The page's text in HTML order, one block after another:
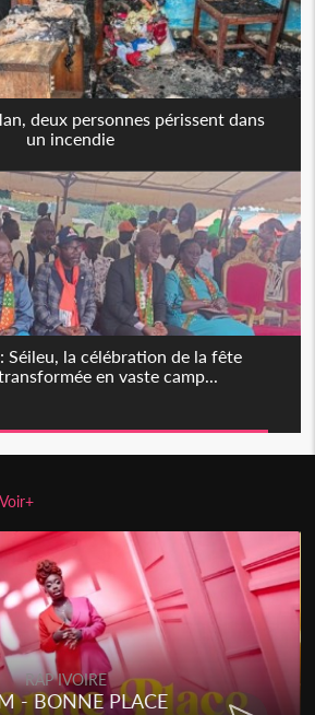
deux personnes périssent dans
un incendie
Séileu, la célébration de la fête
en vaste camp...
Voir+
RAP IVOIRE
- BONNE PLACE